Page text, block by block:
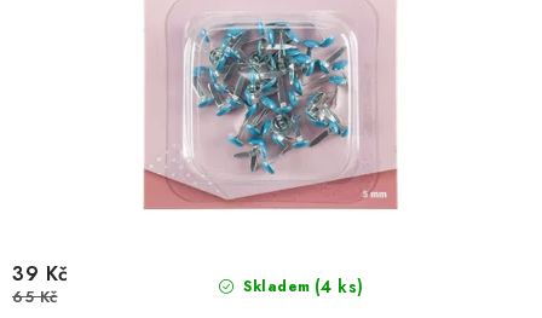
Skladem (4 ks)
39 Kč
65 Kč